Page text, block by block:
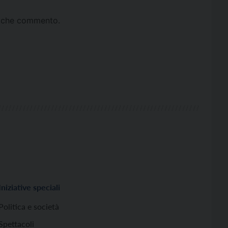
commento.
Iniziative speciali
Politica e società